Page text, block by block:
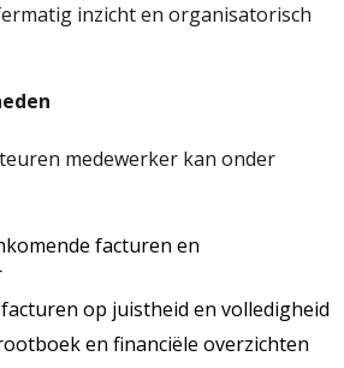
inzicht en organisatorisch
medewerker kan onder
facturen en
op juistheid en volledigheid
en financiële overzichten